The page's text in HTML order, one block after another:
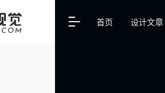
首页 设计文章